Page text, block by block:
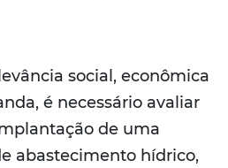
social, econômica
é necessário avaliar
de uma
abastecimento hídrico,